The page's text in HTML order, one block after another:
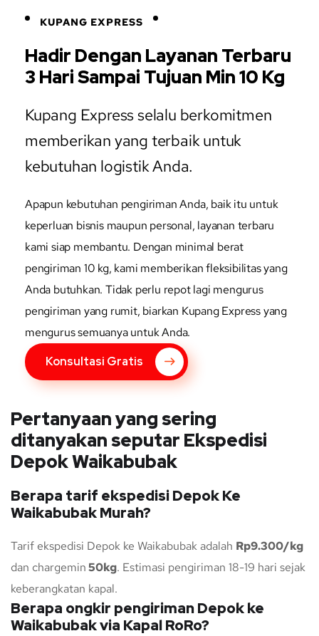
KUPANG EXPRESS
Hadir Dengan Layanan Terbaru
3 Hari Sampai Tujuan Min 10 Kg
Kupang Express selalu berkomitmen
memberikan yang terbaik untuk
kebutuhan logistik Anda.
Apapun kebutuhan pengiriman Anda, baik itu untuk
keperluan bisnis maupun personal, layanan terbaru
kami siap membantu. Dengan minimal berat
pengiriman 10 kg, kami memberikan fleksibilitas yang
Anda butuhkan. Tidak perlu repot lagi mengurus
pengiriman yang rumit, biarkan Kupang Express yang
mengurus semuanya untuk Anda.
Konsultasi Gratis
Pertanyaan yang sering
ditanyakan seputar Ekspedisi
Depok Waikabubak
Berapa tarif ekspedisi Depok Ke
Waikabubak Murah?
Tarif ekspedisi Depok ke Waikabubak adalah Rp9.300/kg
dan chargemin50kg. Estimasi pengiriman 18-19 hari sejak
keberangkatan kapal.
Berapa ongkir pengiriman Depok ke
Waikabubak via Kapal RoRo?